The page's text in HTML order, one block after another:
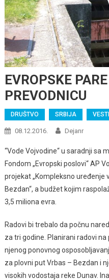
EVROPSKE
PREVODNICU
DRUŠTVO SRBIJA VESTI
08.12.2016. Dejanr
“Vode Vojvodine“ u saradnji sa
Fondom „Evropski poslovi“ AP
projekat „Kompleksno uređenje
Bezdan“, a budžet kojim
3,5 miliona evra.
Radovi bi trebalo da počnu
za tri godine. Planirani radovi
njenog ponovnog
za plovni put Vrbas – Bezdan i
visokih vodostaja reke Dunav.